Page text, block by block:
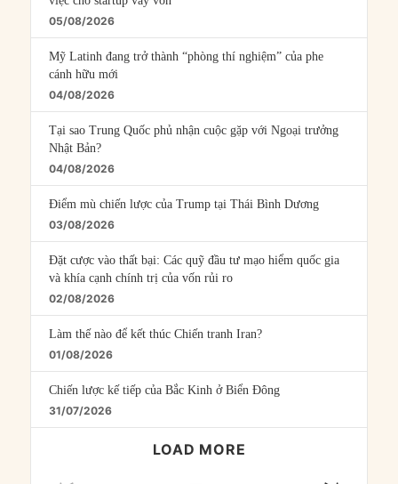
05/08/2026
Mỹ Latinh đang trở thành “phòng thí nghiệm” của phe
cánh hữu mới
04/08/2026
Tại sao Trung Quốc phủ nhận cuộc gặp với Ngoại trưởng
Nhật Bản?
04/08/2026
Điểm mù chiến lược của Trump tại Thái Bình Dương
03/08/2026
Đặt cược vào thất bại: Các quỹ đầu tư mạo hiểm quốc gia
và khía cạnh chính trị của vốn rủi ro
02/08/2026
Làm thế nào để kết thúc Chiến tranh Iran?
01/08/2026
Chiến lược kế tiếp của Bắc Kinh ở Biển Đông
31/07/2026
LOAD MORE